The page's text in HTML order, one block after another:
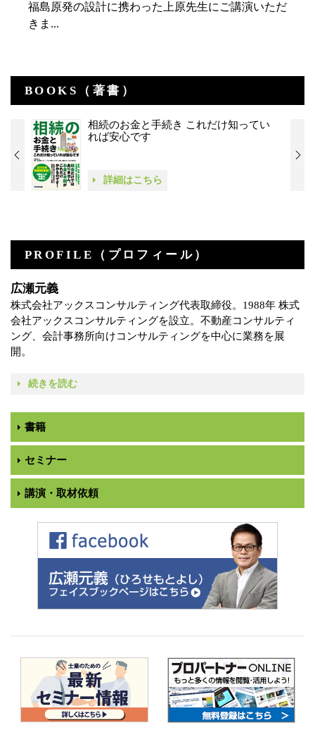
福島原発の設計に携わった上原先生にご講演いただ
きま...
BOOKS（著書）
相続のお金と手続き これだけ知ってい
れば安心です
詳細はこちら
PROFILE（プロフィール）
広瀬元義
株式会社アックスコンサルティング代表取締役。1988年 株式
会社アックスコンサルティングを設立。不動産コンサルティ
ング、会計事務所向けコンサルティングを中心に業務を展
開。
続きを読む
書籍
セミナー
講演・取材依頼